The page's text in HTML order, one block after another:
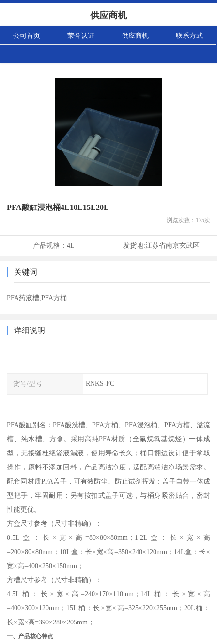
供应商机
公司首页 荣誉认证 供应商机 联系方式
PFA酸缸浸泡桶4L10L15L20L
浏览次数： 175次
产品规格： 4L 发货地:江苏省南京玄武区
关键词
PFA药液槽,PFA方桶
详细说明
货号/型号 RNKS-FC
PFA酸缸别名：PFA酸洗槽、PFA方桶、PFA浸泡桶、PFA方槽、溢流
槽、纯水槽、方盒。采用高纯PFA材质（全氟烷氧基烷烃）一体成
型，无接缝杜绝渗液漏液，使用寿命长久；桶口翻边设计便于拿取
操作，原料不添加回料，产品高洁净度，适配高端洁净场景需求。
配套同材质PFA盖子，可有效防尘、防止试剂挥发；盖子自带一体成
型把手，牢固耐用；另有按扣式盖子可选，与桶身紧密贴合，密封
性能更优。
方盒尺寸参考（尺寸非精确）：
0.5L盒：长×宽×高=80×80×80mm；1.2L盒：长×宽×高
=200×80×80mm；10L盒：长×宽×高=350×240×120mm；14L盒：长×
宽×高=400×250×150mm；
方槽尺寸参考（尺寸非精确）：
4.5L桶：长×宽×高=240×170×110mm；14L桶：长×宽×高
=400×300×120mm；15L桶：长×宽×高=325×220×255mm；20L桶：
长×宽×高=390×280×205mm；
一、产品核心特点